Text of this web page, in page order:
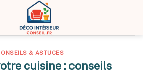
& ASTUCES
cuisine : conseils